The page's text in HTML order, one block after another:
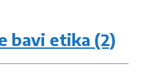
bavi etika (2)